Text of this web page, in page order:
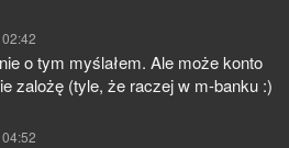
o tym myślałem. Ale może konto
zalożę (tyle, że raczej w m-banku :)